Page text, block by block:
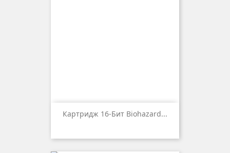
Картридж 16-Бит Biohazard...